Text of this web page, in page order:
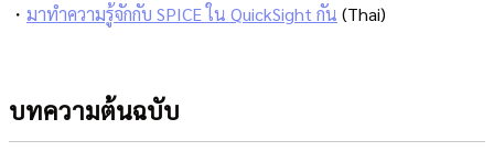
・ มาทำความรู้จักกับ SPICE ใน QuickSight กัน (Thai)
บทความต้นฉบับ